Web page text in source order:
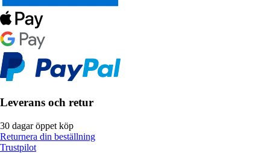
Leverans och retur
30 dagar öppet köp
Returnera din beställning
Trustpilot